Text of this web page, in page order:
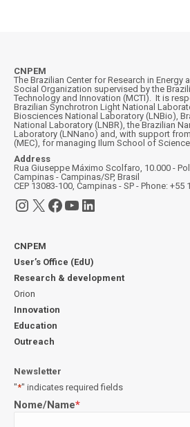
CNPEM
The Brazilian Center for Research in Energy
Social Organization supervised by the
Technology and Innovation (MCTI). It is
Brazilian Synchrotron Light National
Biosciences National Laboratory (LNBio),
National Laboratory (LNBR), the Brazilian
Laboratory (LNNano) and, with support
(MEC), for managing Ilum School of
Address
Rua Giuseppe Máximo Scolfaro, 10.000 -
Campinas - Campinas/SP, Brasil
CEP 13083-100, Campinas - SP - Phone: +55
Instagram
X Facebook
YouTube
LinkedIn
CNPEM
User’s Office (EdU)
Research & development
Orion
Innovation
Education
Outreach
Newsletter
"*" indicates required fields
Nome/Name*